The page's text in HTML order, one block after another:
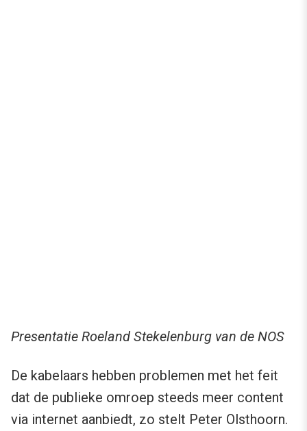
Presentatie Roeland Stekelenburg van de NOS
De kabelaars hebben problemen met het feit
dat de publieke omroep steeds meer content
via internet aanbiedt, zo stelt Peter Olsthoorn.